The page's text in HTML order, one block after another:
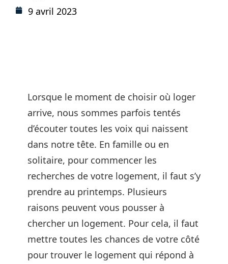
9 avril 2023
Lorsque le moment de choisir où loger
arrive, nous sommes parfois tentés
d’écouter toutes les voix qui naissent
dans notre tête. En famille ou en
solitaire, pour commencer les
recherches de votre logement, il faut s’y
prendre au printemps. Plusieurs
raisons peuvent vous pousser à
chercher un logement. Pour cela, il faut
mettre toutes les chances de votre côté
pour trouver le logement qui répond à